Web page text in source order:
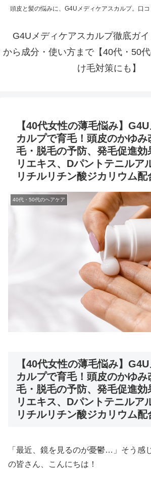
頭皮と髪の悩みに、G4Uメディケアスカルプ。口コ
G4Uメディケアスカルプ徹底ガ
から成分・使い方まで【40代・50
け毛対策にも】
【40代女性の薄毛悩み】
カルプで育毛！頭皮のかゆみ
毛・脱毛の予防、発毛促進効
リエキス、Dパントテニルア
リチルリチン酸ジカリウム配
40代・50代のヘアケア
【40代女性の薄毛悩み】
カルプで育毛！頭皮のかゆみ
毛・脱毛の予防、発毛促進効
リエキス、Dパントテニルア
リチルリチン酸ジカリウム配
「最近、鏡を見るのが憂鬱…」そう感
の皆さん、こんにちは！